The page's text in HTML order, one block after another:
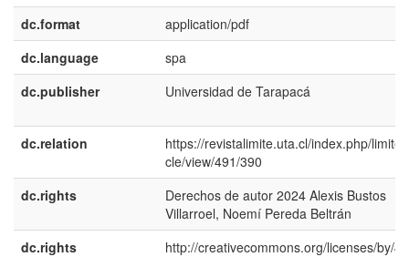
dc.format
application/pdf
dc.language
spa
dc.publisher
Universidad de Tarapacá
dc.relation
https://revistalimite.uta.cl/index.php/limite/
cle/view/491/390
dc.rights
Derechos de autor 2024 Alexis Bustos
Villarroel, Noemí Pereda Beltrán
dc.rights
http://creativecommons.org/licenses/by/